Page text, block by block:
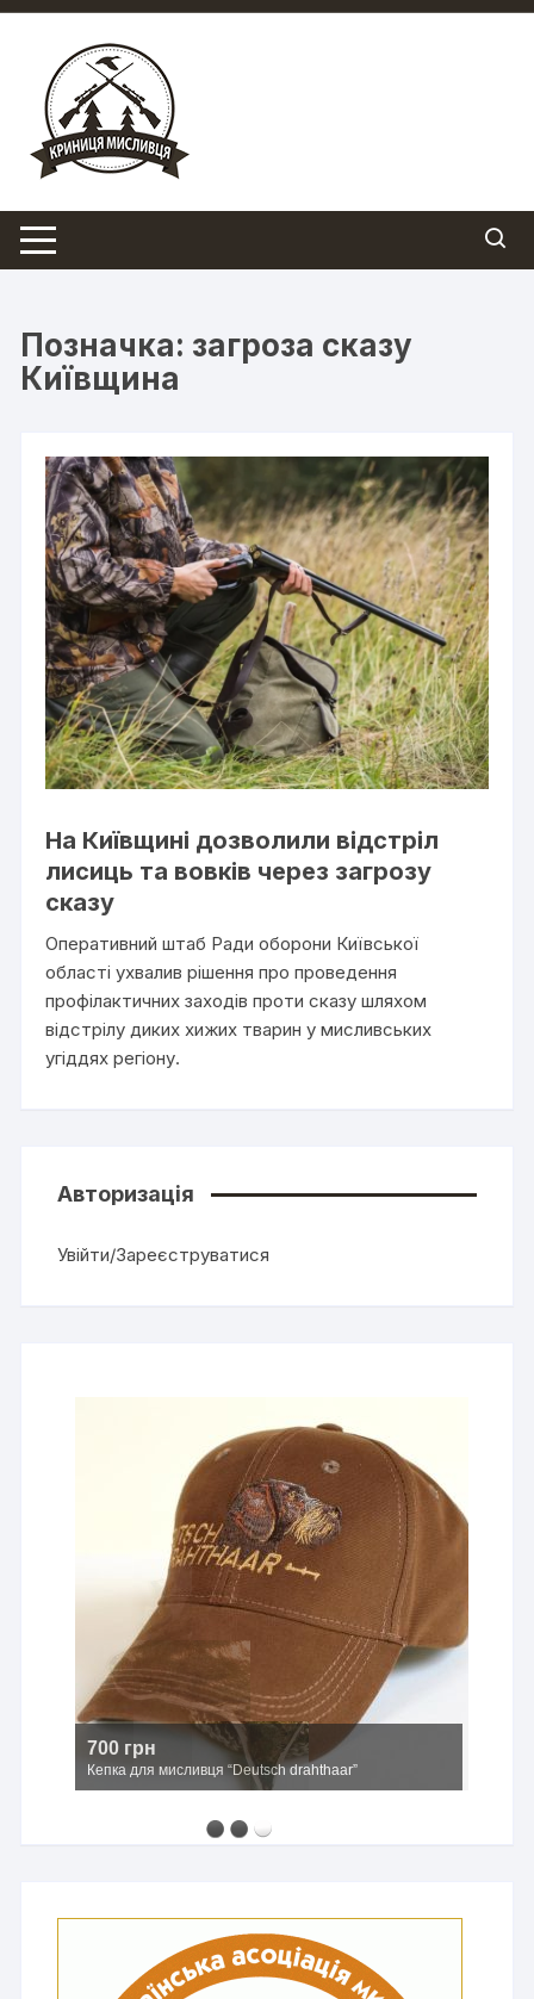
Перейти
вмісту
Позначка: загроза сказу
Київщина
На Київщині дозволили відстріл
лисиць та вовків через загрозу
сказу
Оперативний штаб Ради оборони Київської
області ухвалив рішення про проведення
профілактичних заходів проти сказу шляхом
відстрілу диких хижих тварин у мисливських
угіддях регіону.
Авторизація
Увійти/Зареєструватися
700 грн
Кепка для мисливця “Deutsch drahthaar”